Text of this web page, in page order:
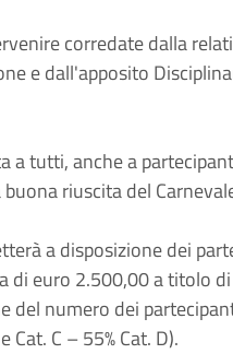
corredate dalla
e dall'apposito
a tutti, anche a
riuscita del
a disposizione dei
di euro 2.500,00 a titolo
numero dei
Cat. C – 55% Cat. D).